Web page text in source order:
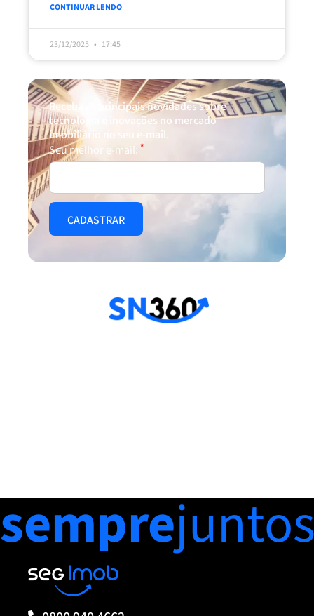
CONTINUAR LENDO
23/12/2025 17:45
Receba as principais novidades sobre
tecnologia e inovações no mercado
imobiliário no seu e-mail.
Seu melhor e-mail: *
sempre